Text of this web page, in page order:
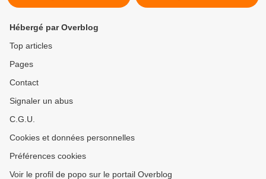
Hébergé par Overblog
Top articles
Pages
Contact
Signaler un abus
C.G.U.
Cookies et données personnelles
Préférences cookies
Voir le profil de popo sur le portail Overblog